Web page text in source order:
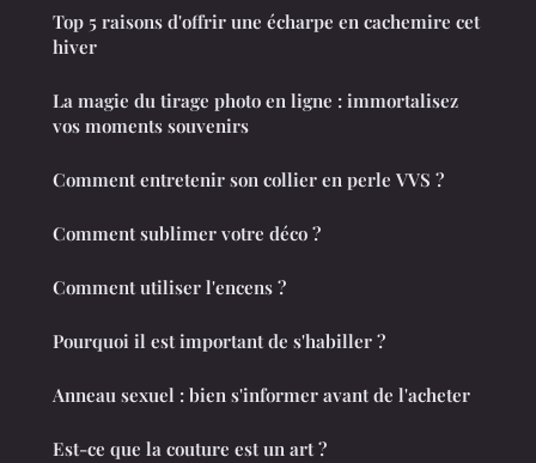
Top 5 raisons d'offrir une écharpe en cachemire cet
hiver
La magie du tirage photo en ligne : immortalisez
vos moments souvenirs
Comment entretenir son collier en perle VVS ?
Comment sublimer votre déco ?
Comment utiliser l'encens ?
Pourquoi il est important de s'habiller ?
Anneau sexuel : bien s'informer avant de l'acheter
Est-ce que la couture est un art ?